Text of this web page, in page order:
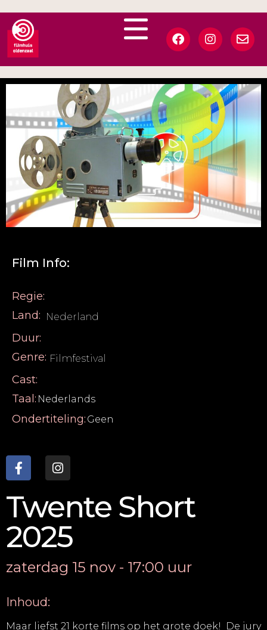
Film Info:
Regie:
Land:
Nederland
Duur:
Genre: Filmfestival
Cast:
Taal: Nederlands
Ondertiteling: Geen
Twente Short
2025
zaterdag 15 nov - 17:00 uur
Inhoud:
Maar liefst 21 korte films op het grote doek!
De jury